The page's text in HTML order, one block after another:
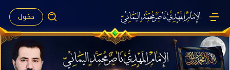
دخول